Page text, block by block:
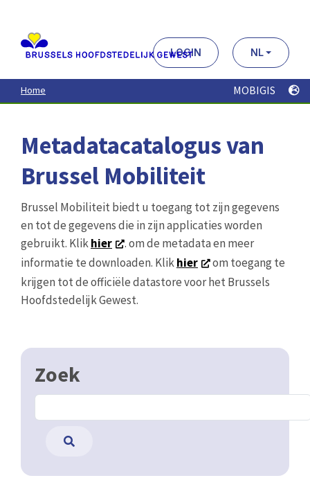
contenu
principal
LOGIN NL
Home MOBIGIS
Metadatacatalogus van
Brussel Mobiliteit
Brussel Mobiliteit biedt u toegang tot zijn gegevens
en tot de gegevens die in zijn applicaties worden
gebruikt. Klikhier
. om de metadata en meer
informatie te downloaden. Klikhier
om toegang te
krijgen tot de officiële datastore voor het Brussels
Hoofdstedelijk Gewest.
Zoek